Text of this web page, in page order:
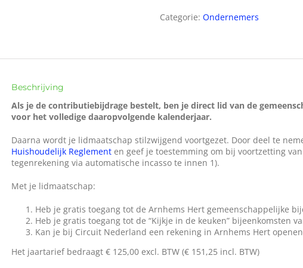
Categorie: Ondernemers
Beschrijving
Als je de contributiebijdrage bestelt, ben je direct lid van de
voor het volledige daaropvolgende kalenderjaar.
Daarna wordt je lidmaatschap stilzwijgend voortgezet. Door deel te
Huishoudelijk Reglement en geef je toestemming om bij voortzetting
tegenrekening via automatische incasso te innen 1).
Met je lidmaatschap:
Heb je gratis toegang tot de Arnhems Hert gemeenschappelijke
Heb je gratis toegang tot de “Kijkje in de keuken” bijeenkomsten
Kan je bij Circuit Nederland een rekening in Arnhems Hert
Het jaartarief bedraagt € 125,00 excl. BTW (€ 151,25 incl. BTW)